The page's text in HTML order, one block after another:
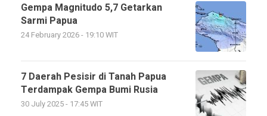
Gempa Magnitudo 5,7 Getarkan
Sarmi Papua
24 February 2026 - 19:10 WIT
7 Daerah Pesisir di Tanah Papua
Terdampak Gempa Bumi Rusia
30 July 2025 - 17:45 WIT